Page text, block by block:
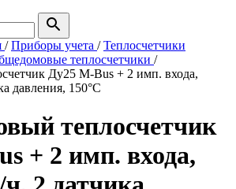
search
/Приборы учета /Теплосчетчики
теплосчетчики /
Ду25 M-Bus + 2 имп. входа,
давления, 150°C
теплосчетчик
+ 2 имп. входа,